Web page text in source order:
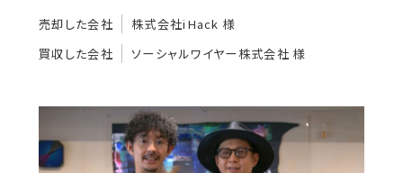
売却した会社
株式会社iHack 様
買収した会社
ソーシャルワイヤー株式会社 様